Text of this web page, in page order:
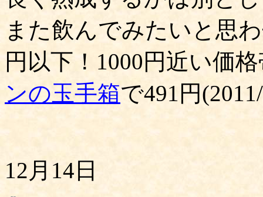
また飲んでみたいと思
円以下！1000円近い価
ンの玉手箱で491円
12月14日